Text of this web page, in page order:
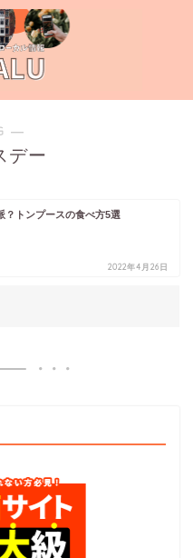
―
デー
？トンプースの食べ方5選
2022年4月26日